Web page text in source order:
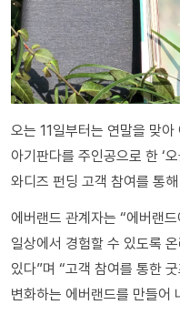
오는 11일부터는 연말을 맞
아기판다를 주인공으로 한 ‘
와디즈 펀딩 고객 참여를 통
에버랜드 관계자는 “에버랜
일상에서 경험할 수 있도록
있다”며 “고객 참여를 통한
변화하는 에버랜드를 만들어